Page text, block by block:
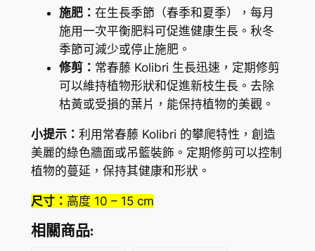
施肥： 在生長季節（春季和夏季），每月
施用一次平衡肥料可促進健康生長。秋冬
季節可減少或停止施肥。
修剪： 常春藤 Kolibri 生長迅速，定期修剪
可以維持植物形狀和促進新枝生長。去除
枯黃或受損的葉片，能保持植物的美觀。
小提示： 利用常春藤 Kolibri 的攀爬特性，創造
美麗的綠色牆面或吊籃裝飾。定期修剪可以控制
植物的蔓延，保持其健康和形狀。
尺寸： 高度 10 – 15 cm
相關商品: